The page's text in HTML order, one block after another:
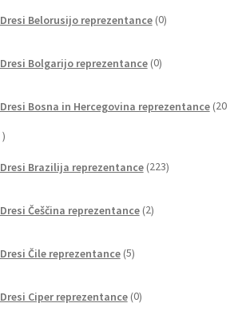
Dresi Belorusijo reprezentance 0izdelkov
Dresi Bolgarijo reprezentance 0izdelkov
Dresi Bosna in Hercegovina reprezentance 20
20
Dresi Brazilija reprezentance 223izdelkov
Dresi Češčina reprezentance 2izdelka
Dresi Čile reprezentance 5izdelkov
Dresi Ciper reprezentance 0izdelkov